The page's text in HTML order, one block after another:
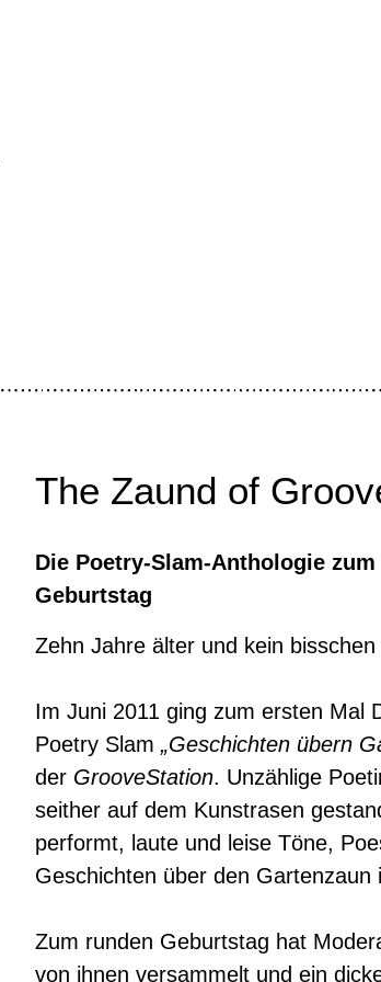
The Zaund of
Die Poetry-Slam-Anthologie
Geburtstag
Zehn Jahre älter und kein bisschen
Im Juni 2011 ging zum ersten Mal
Poetry Slam „Geschichten übern
der GrooveStation. Unzählige
seither auf dem Kunstrasen
performt, laute und leise Töne,
Geschichten über den Gartenzaun
Zum runden Geburtstag hat
von ihnen versammelt und ein